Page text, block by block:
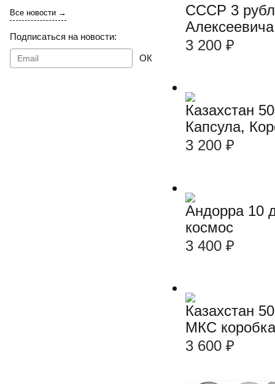
Все новости →
Подписаться на новости:
ОК
СССР 3
3 200 ₽
Казахстан
Капсула,
3 200 ₽
Андорра 10
космос
3 400 ₽
Казахстан
МКС
3 600 ₽